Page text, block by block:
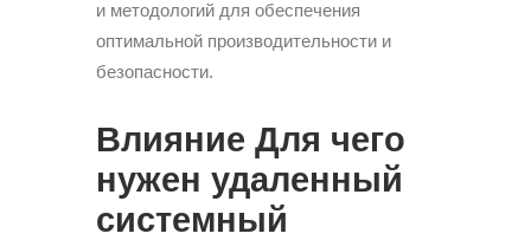
и методологий для обеспечения
оптимальной производительности и
безопасности.
Влияние Для чего
нужен удаленный
системный